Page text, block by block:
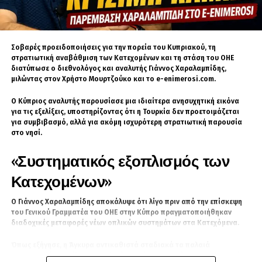
QatarEnergy.
Ιδιαίτερο ενδιαφέρον παρουσιάζει η
παρέμβαση του απόστρατου ναυάρχουΤζεμ
Γκιούρντενιζ, ο οποίος σχολιάζει τις εξελίξεις
μέσω τηςSözcü. Ο θεωρητικός της
στρατηγικής της «Γαλάζιας Πατρίδας»
υποστηρίζει ότι οι ενεργειακές κινήσεις στην
Ανατολική Μεσόγειο αποτελούν μέρος μιας
ευρύτερης γεωπολιτικής στρατηγικής της
Ο Γκιούρντενιζ υπενθυμίζει, μεταξύ άλλων, το
περιστατικό του Νοεμβρίου του 2020, όταν το
τουρκικό εμπορικό πλοίο
Rosalina-A
ελέγχθηκε από γερμανικές δυνάμεις στο
πλαίσιο της επιχείρησης IRINI της Ευρωπαϊκής
Σοβαρές προειδοποιήσεις για την πορεία του Κυπριακού, τη
στρατιωτική αναβάθμιση των Κατεχομένων και τη στάση του ΟΗΕ
διατύπωσε ο διεθνολόγος και αναλυτής Γιάννος Χαραλαμπίδης,
μιλώντας στον Χρήστο Μουρτζούκο και το e-enimerosi.com.
Ο Κύπριος αναλυτής παρουσίασε μια ιδιαίτερα ανησυχητική εικόνα
για τις εξελίξεις, υποστηρίζοντας ότι η Τουρκία δεν προετοιμάζεται
για συμβιβασμό, αλλά για ακόμη ισχυρότερη στρατιωτική παρουσία
στο νησί.
«Συστηματικός εξοπλισμός των
Κατεχομένων»
Ο Γιάννος Χαραλαμπίδης αποκάλυψε ότι λίγο πριν από την επίσκεψη
του Γενικού Γραμματέα του ΟΗΕ στην Κύπρο πραγματοποιήθηκαν
διαδοχικές μεταφορές νέων οπλικών συστημάτων στα Κατεχόμενα.
αμερικανικής προέλευσης οπλικά συστήματα με σύγχρονο τουρκικό